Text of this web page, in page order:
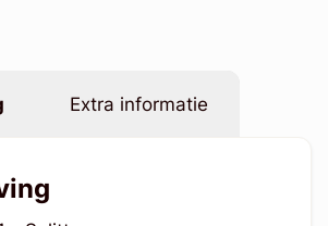
Extra informatie